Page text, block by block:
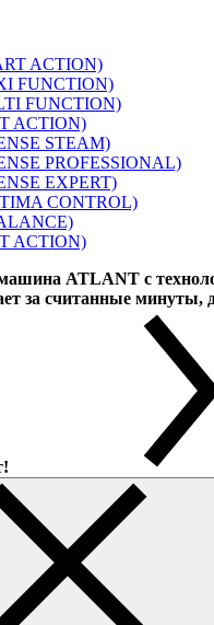
ACTION)
FUNCTION)
FUNCTION)
ACTION)
STEAM)
PROFESSIONAL)
EXPERT)
CONTROL)
ACTION)
ATLANT с
за считанные минуты,